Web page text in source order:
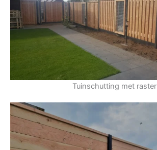
Tuinschutting met raster